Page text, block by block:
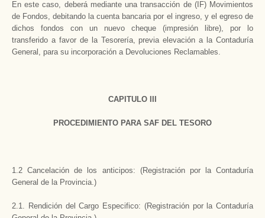
En este caso, deberá mediante una transacción de (IF) Movimientos
de Fondos, debitando la cuenta bancaria por el ingreso, y el egreso de
dichos fondos con un nuevo cheque (impresión libre), por lo
transferido a favor de la Tesorería, previa elevación a la Contaduría
General, para su incorporación a Devoluciones Reclamables.
CAPITULO III
PROCEDIMIENTO PARA SAF DEL TESORO
1.2 Cancelación de los anticipos: (Registración por la Contaduría
General de la Provincia.)
2.1. Rendición del Cargo Especifico: (Registración por la Contaduría